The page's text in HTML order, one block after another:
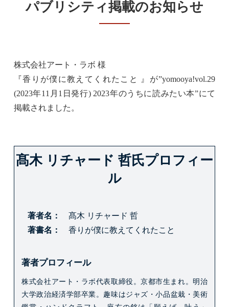
パブリシティ掲載のお知らせ
株式会社アート・ラボ 様
『香りが僕に教えてくれたこと 』が”yomooya!vol.29
(2023年11月1日発行) 2023年のうちに読みたい本”にて
掲載されました。
髙木 リチャード 哲氏プロフィー
ル
著者名
髙木 リチャード 哲
著書名
香りが僕に教えてくれたこと
著者プロフィール
株式会社アート・ラボ代表取締役。京都市生まれ。 明治
大学政治経済学部卒業。 趣味はジャズ・小品盆栽・美術